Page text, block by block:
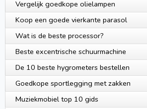
Vergelijk goedkope olielampen
Koop een goede vierkante parasol
Wat is de beste processor?
Beste excentrische schuurmachine
De 10 beste hygrometers bestellen
Goedkope sportlegging met zakken
Muziekmobiel top 10 gids